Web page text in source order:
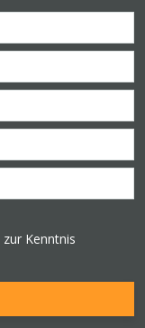
zur Kenntnis